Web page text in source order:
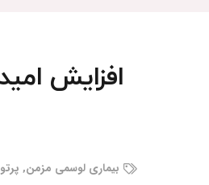
افزایش
بیماری لوسمی مزمن,